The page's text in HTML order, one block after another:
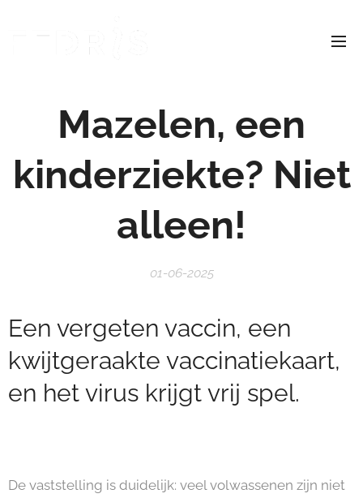
Mazelen, een
kinderziekte? Niet
alleen!
01-06-2025
Een vergeten vaccin, een
kwijtgeraakte vaccinatiekaart,
en het virus krijgt vrij spel.
De vaststelling is duidelijk: veel volwassenen zijn niet